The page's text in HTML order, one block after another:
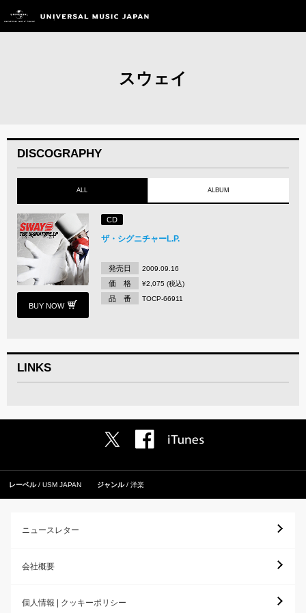
スウェイ
DISCOGRAPHY
ALL ALBUM
BUY NOW
CD
ザ・シグニチャーL.P.
発売日 2009.09.16
価 格 ¥2,075 (税込)
品 番 TOCP-66911
LINKS
レーベル USM JAPAN ジャンル 洋楽
ニュースレター
会社概要
個人情報 | クッキーポリシー